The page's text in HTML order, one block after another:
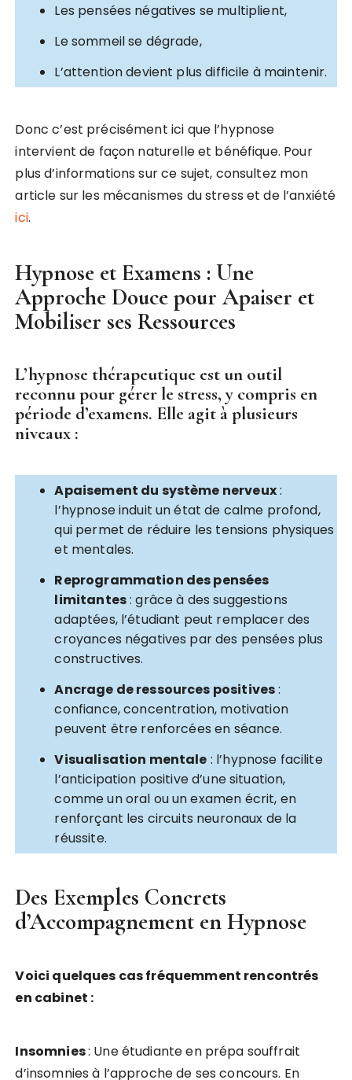
Les pensées négatives se multiplient,
Le sommeil se dégrade,
L’attention devient plus difficile à maintenir.
Donc c’est précisément ici que l’hypnose
intervient de façon naturelle et bénéfique. Pour
plus d’informations sur ce sujet, consultez mon
article sur les mécanismes du stress et de l’anxiété
ici.
Hypnose et Examens : Une
Approche Douce pour Apaiser et
Mobiliser ses Ressources
L’hypnose thérapeutique est un outil
reconnu pour gérer le stress, y compris en
période d’examens. Elle agit à plusieurs
niveaux :
Apaisement du système nerveux:
l’hypnose induit un état de calme profond,
qui permet de réduire les tensions physiques
et mentales.
Reprogrammation des pensées
limitantes: grâce à des suggestions
adaptées, l’étudiant peut remplacer des
croyances négatives par des pensées plus
constructives.
Ancrage de ressources positives:
confiance, concentration, motivation
peuvent être renforcées en séance.
Visualisation mentale : l’hypnose facilite
l’anticipation positive d’une situation,
comme un oral ou un examen écrit, en
renforçant les circuits neuronaux de la
réussite.
Des Exemples Concrets
d’Accompagnement en Hypnose
Voici quelques cas fréquemment rencontrés
en cabinet :
Insomnies: Une étudiante en prépa souffrait
d’insomnies à l’approche de ses concours. En